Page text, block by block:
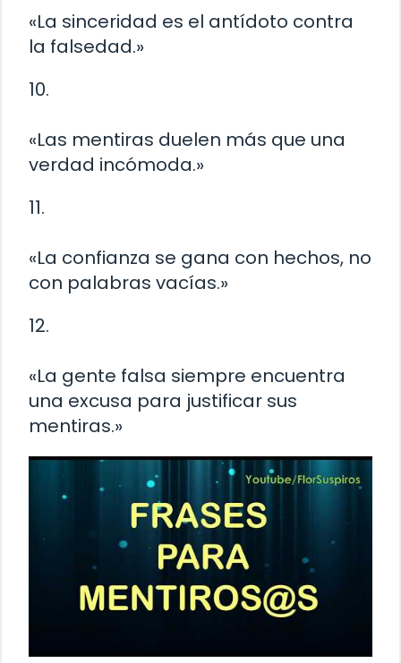
«La sinceridad es el antídoto contra
la falsedad.»
10.
«Las mentiras duelen más que una
verdad incómoda.»
11.
«La confianza se gana con hechos, no
con palabras vacías.»
12.
«La gente falsa siempre encuentra
una excusa para justificar sus
mentiras.»